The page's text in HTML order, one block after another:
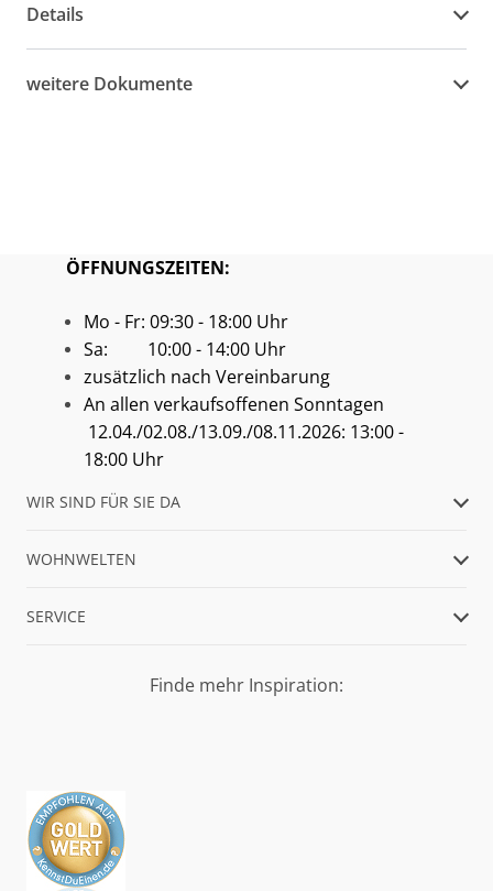
Details
weitere Dokumente
ÖFFNUNGSZEITEN:
Mo - Fr: 09:30 - 18:00 Uhr
Sa: 10:00 - 14:00 Uhr
zusätzlich nach Vereinbarung
An allen verkaufsoffenen Sonntagen
12.04./02.08./13.09./08.11.2026: 13:00 -
18:00 Uhr
WIR SIND FÜR SIE DA
WOHNWELTEN
SERVICE
Finde mehr Inspiration: